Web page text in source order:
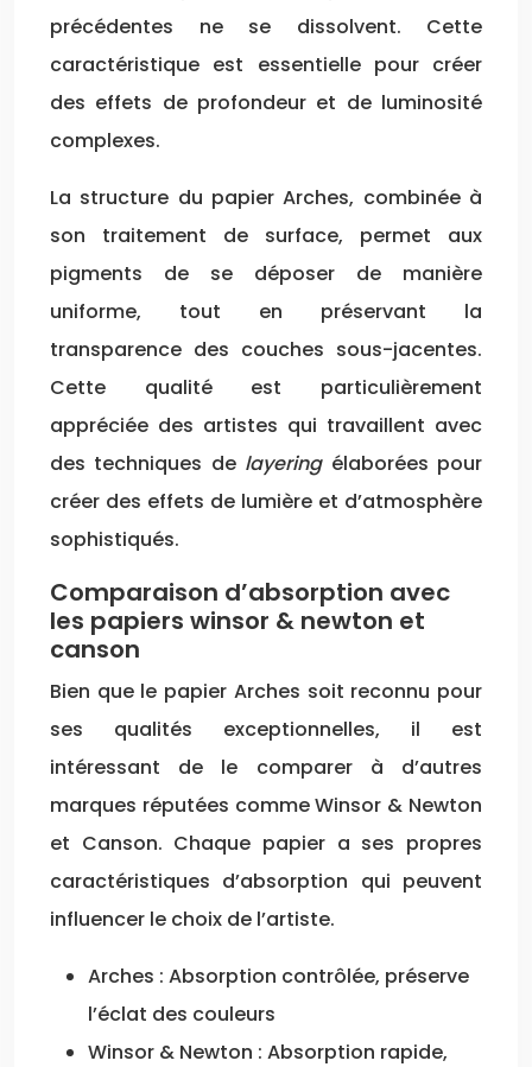
précédentes ne se dissolvent. Cette
caractéristique est essentielle pour créer
des effets de profondeur et de luminosité
complexes.
La structure du papier Arches, combinée à
son traitement de surface, permet aux
pigments de se déposer de manière
uniforme, tout en préservant la
transparence des couches sous-jacentes.
Cette qualité est particulièrement
appréciée des artistes qui travaillent avec
des techniques de layering élaborées pour
créer des effets de lumière et d’atmosphère
sophistiqués.
Comparaison d’absorption avec
les papiers winsor & newton et
canson
Bien que le papier Arches soit reconnu pour
ses qualités exceptionnelles, il est
intéressant de le comparer à d’autres
marques réputées comme Winsor & Newton
et Canson. Chaque papier a ses propres
caractéristiques d’absorption qui peuvent
influencer le choix de l’artiste.
Arches : Absorption contrôlée, préserve
l’éclat des couleurs
Winsor & Newton : Absorption rapide,